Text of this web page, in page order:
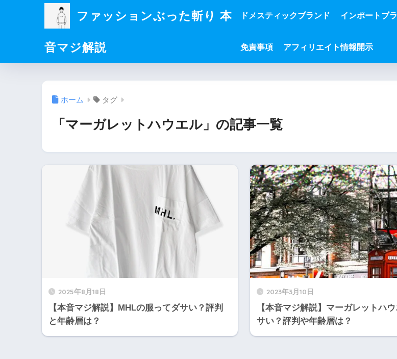
ファッションぶった斬り 本
音マジ解説
ドメスティックブランド インポートブ
免責事項 アフィリエイト情報開示
ホーム タグ
「マーガレットハウエル」の記事一覧
2025年8月18日
【本音マジ解説】MHLの服ってダサい？評判
と年齢層は？
2023年3月10日
【本音マジ解説】マーガレットハ
サい？評判や年齢層は？